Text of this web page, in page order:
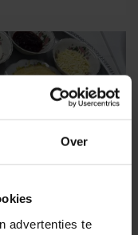
Over
advertenties te